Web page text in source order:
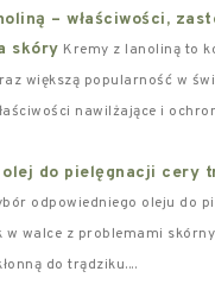
– właściwości,
skóry Kremy z lanoliną to
większą popularność w
nawilżające i
do pielęgnacji cery
odpowiedniego oleju do
w walce z problemami
do trądziku....